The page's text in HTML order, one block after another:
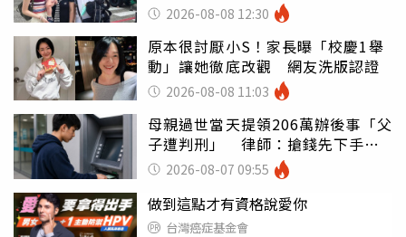
2026-08-08 12:30
原本很討厭小S！家長曝「校慶1舉
動」讓她徹底改觀 網友洗版認證
2026-08-08 11:03
母親過世當天提領206萬辦後事「父
子遭判刑」 律師：搶錢先下手是
罪 2026-08-07 09:55
做到這點才有資格說愛你
台灣癌症基金會